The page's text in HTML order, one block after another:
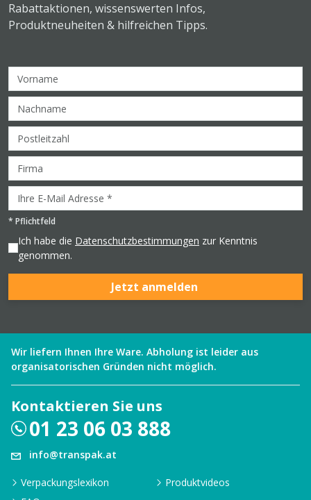
Rabattaktionen, wissenswerten Infos,
Produktneuheiten & hilfreichen Tipps.
* Pflichtfeld
Ich habe die Datenschutzbestimmungen zur Kenntnis
genommen.
Jetzt anmelden
Wir liefern Ihnen Ihre Ware. Abholung ist leider aus
organisatorischen Gründen nicht möglich.
Kontaktieren Sie uns
01 23 06 03 888
info@transpak.at
Verpackungslexikon
Produktvideos